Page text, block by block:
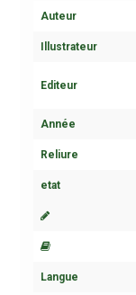
Auteur
Illustrateur
Editeur
Année
Reliure
etat
Langue